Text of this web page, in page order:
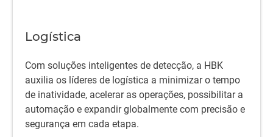
Logística
Com soluções inteligentes de detecção, a HBK
auxilia os líderes de logística a minimizar o tempo
de inatividade, acelerar as operações, possibilitar a
automação e expandir globalmente com precisão e
segurança em cada etapa.